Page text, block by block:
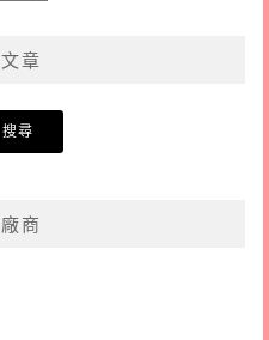
章
商